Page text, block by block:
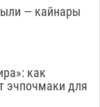
06.08 403
работы по
в
— кайнары
как
эчпочмаки для